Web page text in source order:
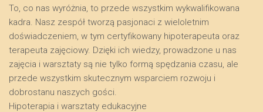
​To, co nas wyróżnia, to przede wszystkim wykwalifikowana
kadra. Nasz zespół tworzą pasjonaci z wieloletnim
doświadczeniem, w tym certyfikowany hipoterapeuta oraz
terapeuta zajęciowy. Dzięki ich wiedzy, prowadzone u nas
zajęcia i warsztaty są nie tylko formą spędzania czasu, ale
przede wszystkim skutecznym wsparciem rozwoju i
dobrostanu naszych gości.
​Hipoterapia i warsztaty edukacyjne